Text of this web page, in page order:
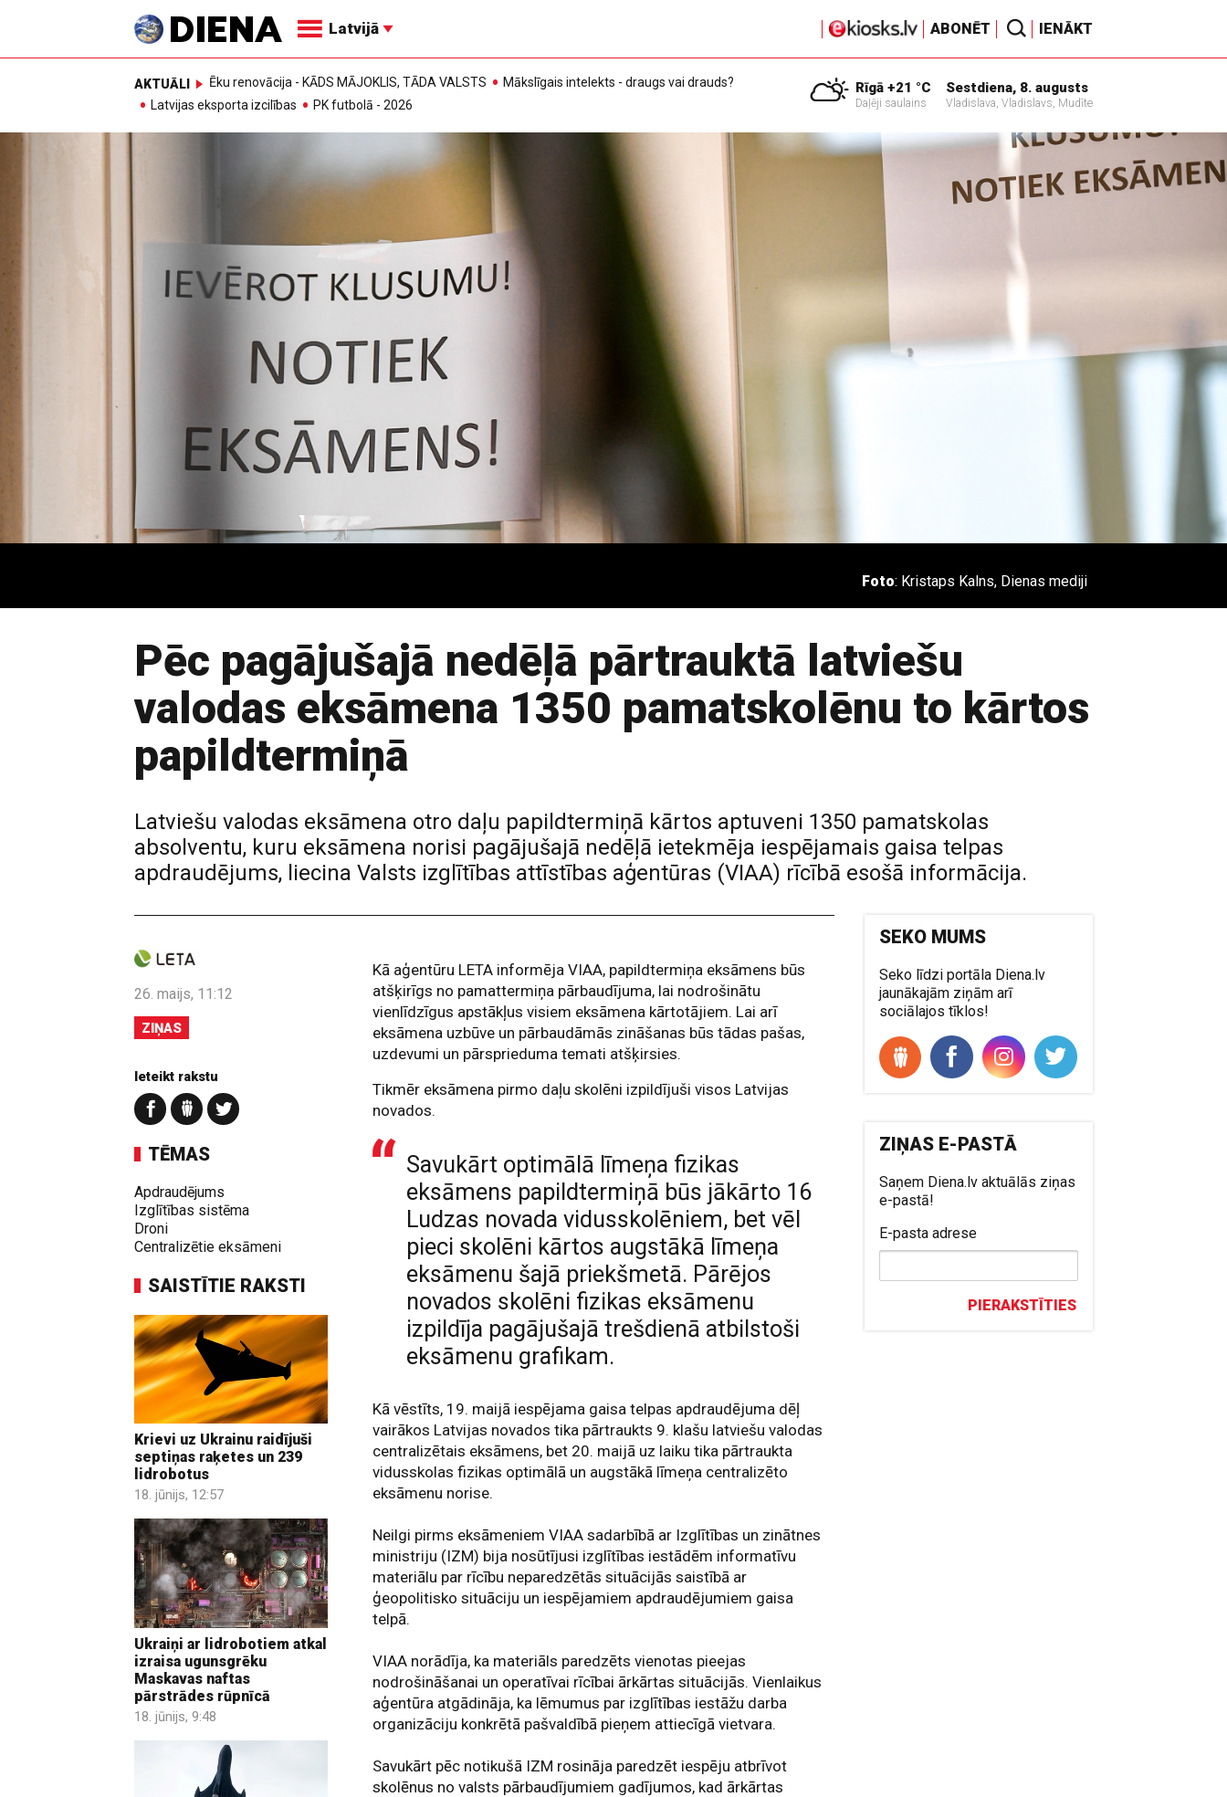
Latvijā ABONĒT IENĀKT
AKTUĀLI Ēku renovācija - KĀDS MĀJOKLIS, TĀDA VALSTS
Mākslīgais intelekts - draugs vai drauds?
Latvijas eksporta izcilības
PK futbolā - 2026
Rīgā +21 °C
Daļēji saulains
Sestdiena, 8. augusts
Vladislava, Vladislavs, Mudīte
Foto: Kristaps Kalns, Dienas mediji
Pēc pagājušajā nedēļā pārtrauktā latviešu
valodas eksāmena 1350 pamatskolēnu to kārtos
papildtermiņā
Latviešu valodas eksāmena otro daļu papildtermiņā kārtos aptuveni 1350 pamatskolas
absolventu, kuru eksāmena norisi pagājušajā nedēļā ietekmēja iespējamais gaisa telpas
apdraudējums, liecina Valsts izglītības attīstības aģentūras (VIAA) rīcībā esošā informācija.
26. maijs, 11:12
ZIŅAS
Ieteikt rakstu
TĒMAS
Apdraudējums
Izglītības sistēma
Droni
Centralizētie eksāmeni
SAISTĪTIE RAKSTI
Krievi uz Ukrainu raidījuši
septiņas raķetes un 239
lidrobotus
18. jūnijs, 12:57
Ukraiņi ar lidrobotiem atkal
izraisa ugunsgrēku
Maskavas naftas
pārstrādes rūpnīcā
18. jūnijs, 9:48
Kā aģentūru LETA informēja VIAA, papildtermiņa eksāmens būs
atšķirīgs no pamattermiņa pārbaudījuma, lai nodrošinātu
vienlīdzīgus apstākļus visiem eksāmena kārtotājiem. Lai arī
eksāmena uzbūve un pārbaudāmās zināšanas būs tādas pašas,
uzdevumi un pārsprieduma temati atšķirsies.
Tikmēr eksāmena pirmo daļu skolēni izpildījuši visos Latvijas
novados.
Savukārt optimālā līmeņa fizikas
eksāmens papildtermiņā būs jākārto 16
Ludzas novada vidusskolēniem, bet vēl
pieci skolēni kārtos augstākā līmeņa
eksāmenu šajā priekšmetā. Pārējos
novados skolēni fizikas eksāmenu
izpildīja pagājušajā trešdienā atbilstoši
eksāmenu grafikam.
Kā vēstīts, 19. maijā iespējama gaisa telpas apdraudējuma dēļ
vairākos Latvijas novados tika pārtraukts 9. klašu latviešu valodas
centralizētais eksāmens, bet 20. maijā uz laiku tika pārtraukta
vidusskolas fizikas optimālā un augstākā līmeņa centralizēto
eksāmenu norise.
Neilgi pirms eksāmeniem VIAA sadarbībā ar Izglītības un zinātnes
ministriju (IZM) bija nosūtījusi izglītības iestādēm informatīvu
materiālu par rīcību neparedzētās situācijās saistībā ar
ģeopolitisko situāciju un iespējamiem apdraudējumiem gaisa
telpā.
VIAA norādīja, ka materiāls paredzēts vienotas pieejas
nodrošināšanai un operatīvai rīcībai ārkārtas situācijās. Vienlaikus
aģentūra atgādināja, ka lēmumus par izglītības iestāžu darba
organizāciju konkrētā pašvaldībā pieņem attiecīgā vietvara.
Savukārt pēc notikušā IZM rosināja paredzēt iespēju atbrīvot
skolēnus no valsts pārbaudījumiem gadījumos, kad ārkārtas
SEKO MUMS
Seko līdzi portāla Diena.lv
jaunākajām ziņām arī
sociālajos tīklos!
ZIŅAS E-PASTĀ
Saņem Diena.lv aktuālās ziņas
e-pastā!
E-pasta adrese
PIERAKSTĪTIES